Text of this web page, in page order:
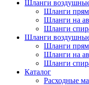
Шланги
Шланги
Шланги на
Шланги
Шланги
Шланги
Шланги на
Шланги
Каталог
Расходные